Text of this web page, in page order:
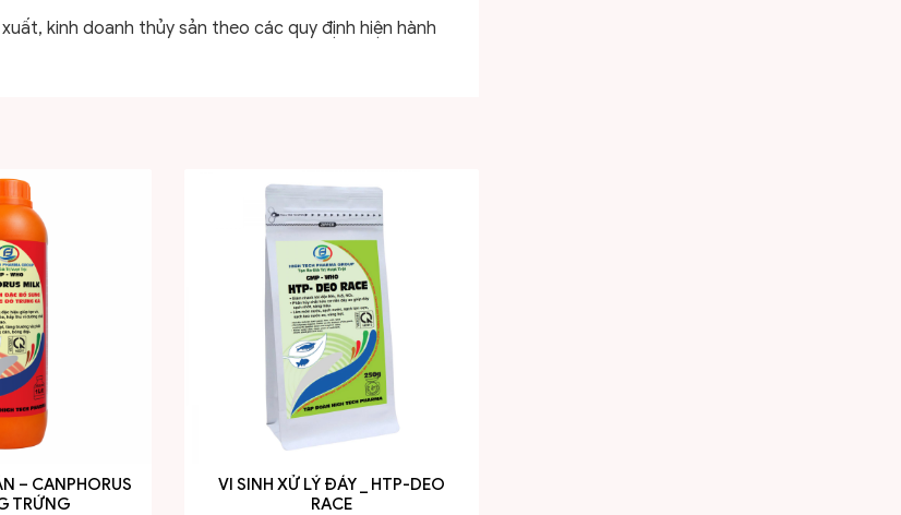
kinh doanh thủy sản theo các quy định hiện hành
– CANPHORUS
TRỨNG
VI SINH XỬ LÝ ĐÁY _ HTP-DEO
RACE